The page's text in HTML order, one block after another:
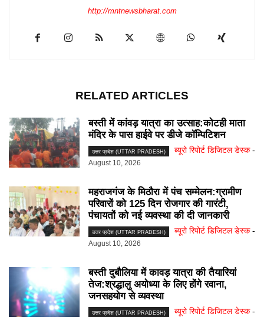
http://mntnewsbharat.com
RELATED ARTICLES
बस्ती में कांवड़ यात्रा का उत्साह:कोटही माता
मंदिर के पास हाईवे पर डीजे कॉम्पिटिशन
उत्तर प्रदेश (UTTAR PRADESH) ब्यूरो रिपोर्ट डिजिटल डेस्क -
August 10, 2026
महराजगंज के मिठौरा में पंच सम्मेलन:ग्रामीण
परिवारों को 125 दिन रोजगार की गारंटी,
पंचायतों को नई व्यवस्था की दी जानकारी
उत्तर प्रदेश (UTTAR PRADESH) ब्यूरो रिपोर्ट डिजिटल डेस्क -
August 10, 2026
बस्ती दुबौलिया में कावड़ यात्रा की तैयारियां
तेज:श्रद्धालु अयोध्या के लिए होंगे रवाना,
जनसहयोग से व्यवस्था
उत्तर प्रदेश (UTTAR PRADESH) ब्यूरो रिपोर्ट डिजिटल डेस्क -